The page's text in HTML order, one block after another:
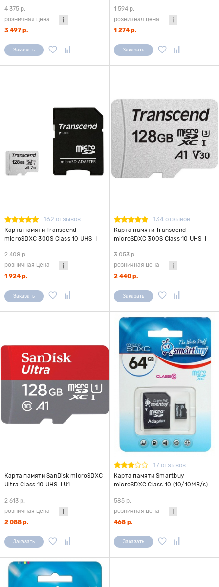
4 375 р. -
розничная цена
3 497 р.
Заказать
1 594 р. -
розничная цена
1 274 р.
Заказать
162 отзывов
Карта памяти Transcend
microSDXC 300S Class 10 UHS-I
2 408 р. -
розничная цена
1 924 р.
Заказать
134 отзывов
Карта памяти Transcend
microSDXC 300S Class 10 UHS-I
3 053 р. -
розничная цена
2 440 р.
Заказать
Карта памяти SanDisk microSDXC
Ultra Class 10 UHS-I U1
2 613 р. -
розничная цена
2 088 р.
Заказать
17 отзывов
Карта памяти Smartbuy
microSDXC Class 10 (10/10MB/s)
585 р. -
розничная цена
468 р.
Заказать